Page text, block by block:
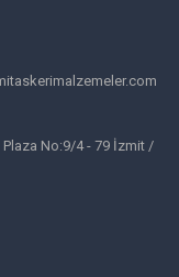
No:9/4 - 79 İzmit /